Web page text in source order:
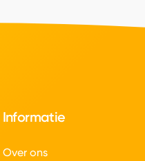
Informatie
Over ons